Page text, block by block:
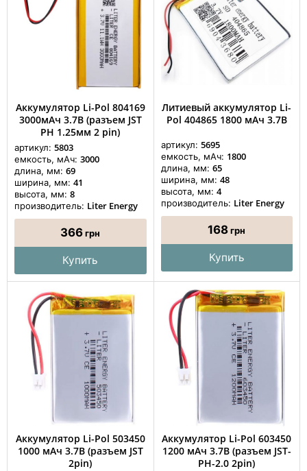
Аккумулятор Li-Pol 804169
3000мАч 3.7В (разъем JST
PH 1.25мм 2 pin)
артикул: 5803
емкость, мАч: 3000
длина, мм: 69
ширина, мм: 41
высота, мм: 8
производитель: Liter Energy
366грн
Купить
Литиевый аккумулятор Li-
Pol 404865 1800 мАч 3.7В
артикул: 5695
емкость, мАч: 1800
длина, мм: 65
ширина, мм: 48
высота, мм: 4
производитель: Liter Energy
168грн
Купить
Аккумулятор Li-Pol 503450
1000 мАч 3.7В (разъем JST
2pin)
Аккумулятор Li-Pol 603450
1200 мАч 3.7В (разъем JST-
PH-2.0 2pin)